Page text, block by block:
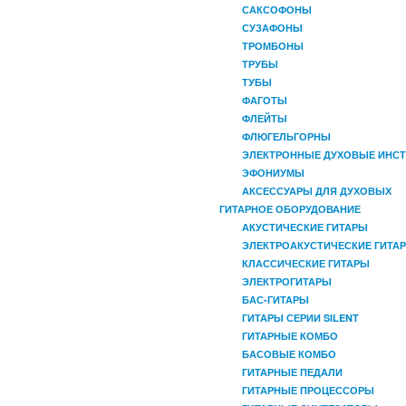
САКСОФОНЫ
СУЗАФОНЫ
ТРОМБОНЫ
ТРУБЫ
ТУБЫ
ФАГОТЫ
ФЛЕЙТЫ
ФЛЮГЕЛЬГОРНЫ
ЭЛЕКТРОННЫЕ ДУХОВЫЕ
ЭФОНИУМЫ
АКСЕССУАРЫ ДЛЯ ДУХОВЫХ
ГИТАРНОЕ ОБОРУДОВАНИЕ
АКУСТИЧЕСКИЕ ГИТАРЫ
ЭЛЕКТРОАКУСТИЧЕСКИЕ
КЛАССИЧЕСКИЕ ГИТАРЫ
ЭЛЕКТРОГИТАРЫ
БАС-ГИТАРЫ
ГИТАРЫ СЕРИИ SILENT
ГИТАРНЫЕ КОМБО
БАСОВЫЕ КОМБО
ГИТАРНЫЕ ПЕДАЛИ
ГИТАРНЫЕ ПРОЦЕССОРЫ